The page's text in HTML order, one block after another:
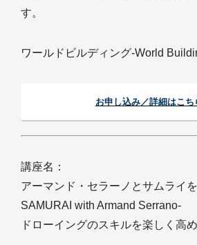
す。
ワールドビルディング-World
お申し込み／詳細はこち
講座名：
アーマンド・セラーノとサムライ
SAMURAI with Armand Serrano-
ドローイングのスキルを楽しく高め